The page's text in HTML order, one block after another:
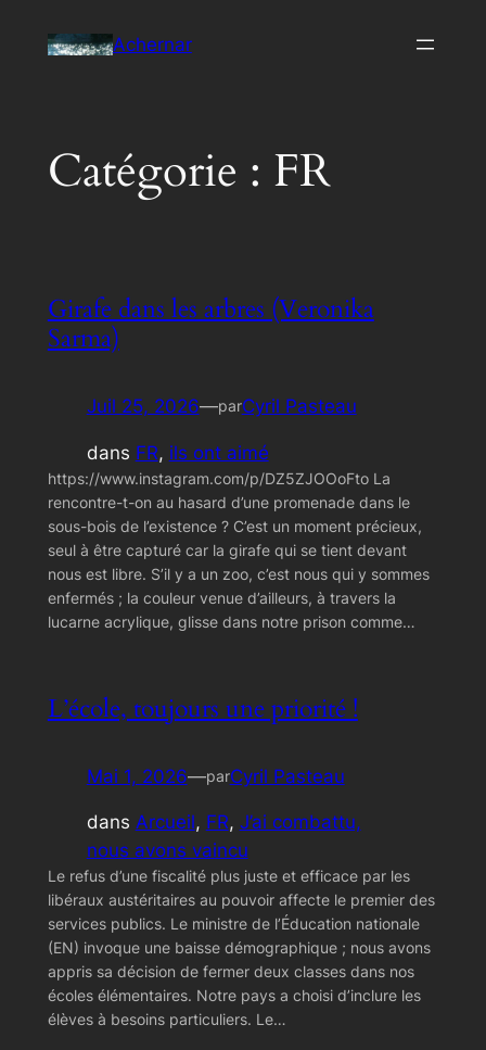
Achernar
Catégorie : FR
Girafe dans les arbres (Veronika
Sarma)
Juil 25, 2026—parCyril Pasteau
dans FR, ils ont aimé
https://www.instagram.com/p/DZ5ZJOOoFto La
rencontre-t-on au hasard d’une promenade dans le
sous-bois de l’existence ? C’est un moment précieux,
seul à être capturé car la girafe qui se tient devant
nous est libre. S’il y a un zoo, c’est nous qui y sommes
enfermés ; la couleur venue d’ailleurs, à travers la
lucarne acrylique, glisse dans notre prison comme…
L’école, toujours une priorité !
Mai 1, 2026—parCyril Pasteau
dans Arcueil, FR, J’ai combattu,
nous avons vaincu
Le refus d’une fiscalité plus juste et efficace par les
libéraux austéritaires au pouvoir affecte le premier des
services publics. Le ministre de l’Éducation nationale
(EN) invoque une baisse démographique ; nous avons
appris sa décision de fermer deux classes dans nos
écoles élémentaires. Notre pays a choisi d’inclure les
élèves à besoins particuliers. Le…